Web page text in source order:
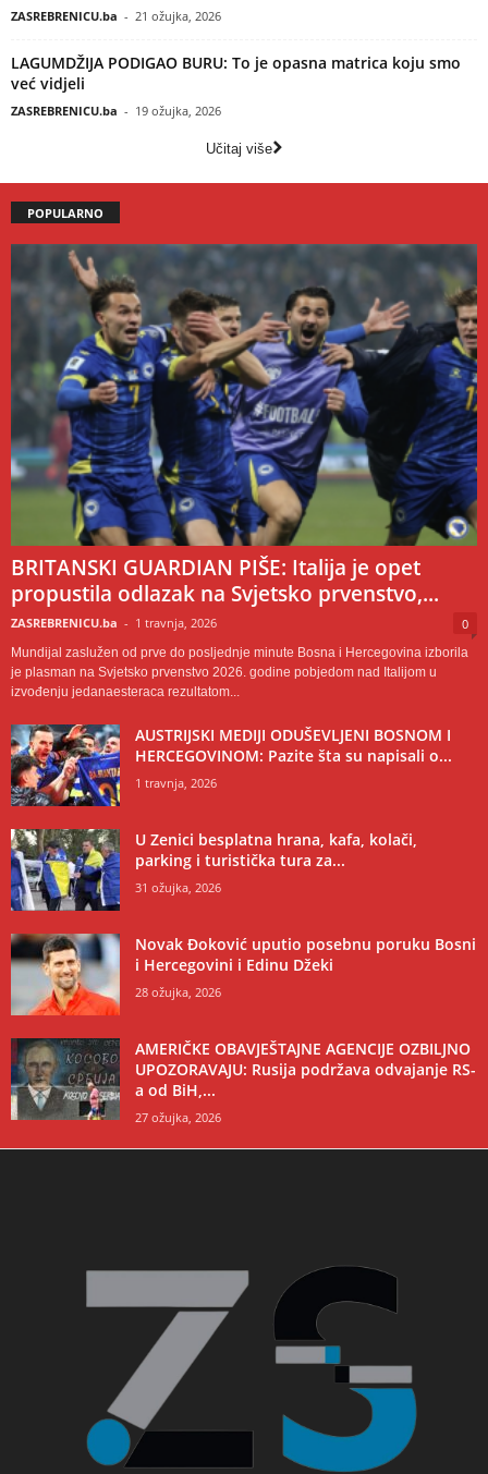
ZASREBRENICU.ba - 21 ožujka, 2026
LAGUMDŽIJA PODIGAO BURU: To je opasna matrica koju smo
već vidjeli
ZASREBRENICU.ba - 19 ožujka, 2026
Učitaj više
POPULARNO
BRITANSKI GUARDIAN PIŠE: Italija je opet
propustila odlazak na Svjetsko prvenstvo,...
ZASREBRENICU.ba - 1 travnja, 2026 0
Mundijal zaslužen od prve do posljednje minute Bosna i Hercegovina izborila
je plasman na Svjetsko prvenstvo 2026. godine pobjedom nad Italijom u
izvođenju jedanaesteraca rezultatom...
AUSTRIJSKI MEDIJI ODUŠEVLJENI BOSNOM I
HERCEGOVINOM: Pazite šta su napisali o...
1 travnja, 2026
U Zenici besplatna hrana, kafa, kolači,
parking i turistička tura za...
31 ožujka, 2026
Novak Đoković uputio posebnu poruku Bosni
i Hercegovini i Edinu Džeki
28 ožujka, 2026
AMERIČKE OBAVJEŠTAJNE AGENCIJE OZBILJNO
UPOZORAVAJU: Rusija podržava odvajanje RS-
a od BiH,...
27 ožujka, 2026